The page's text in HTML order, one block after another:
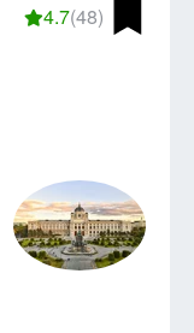
4.7(48)